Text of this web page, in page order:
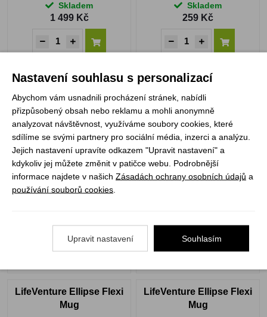
Skladem
1 499 Kč
Skladem
259 Kč
zavírací
NOVINKA
ZOBRAZIT PRODUKT
Mug
ZOBRAZIT PRODUKT
LifeVenture Ellipse Flexi
Mug
LifeVenture Ellipse Flexi
Mug
Nastavení souhlasu s personalizací
Abychom vám usnadnili procházení stránek, nabídli
přizpůsobený obsah nebo reklamu a mohli anonymně
analyzovat návštěvnost, využíváme soubory cookies, které
sdílíme se svými partnery pro sociální média, inzerci a analýzu.
Jejich nastavení upravíte odkazem "Upravit nastavení" a
kdykoliv jej můžete změnit v patičce webu. Podrobnější
informace najdete v našich Zásadách ochrany osobních údajů a
používání souborů cookies
Upravit nastavení Souhlasím